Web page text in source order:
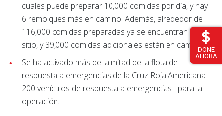
DONE
AHORA
cuales puede preparar 10,000 comidas por día, y hay
6 remolques más en camino. Además, alrededor de
116,000 comidas preparadas ya se encuentran en el
sitio, y 39,000 comidas adicionales están en camino.
Se ha activado más de la mitad de la flota de
respuesta a emergencias de la Cruz Roja Americana –
200 vehículos de respuesta a emergencias– para la
operación.